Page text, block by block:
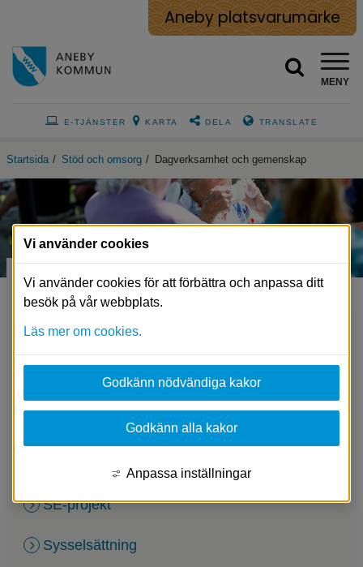
Aneby platsvarumärke
MENY
E-TJÄNSTER KARTA DELA TRANSLATE
Startsida / Stöd och omsorg / Dagverksamhet och gemenskap
Dagverksamhet och gemenskap
Dagverksamhet för äldre
Frivilligverksamhet
SE-projekt
Sysselsättning
Vi använder cookies
Vi använder cookies för att förbättra och anpassa ditt
besök på vår webbplats.
Läs mer om cookies.
Godkänn nödvändiga kakor
Godkänn alla kakor
Anpassa inställningar